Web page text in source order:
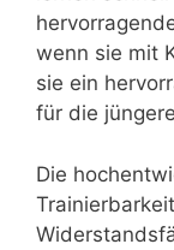
wenn sie mit
sie ein
für die
Die